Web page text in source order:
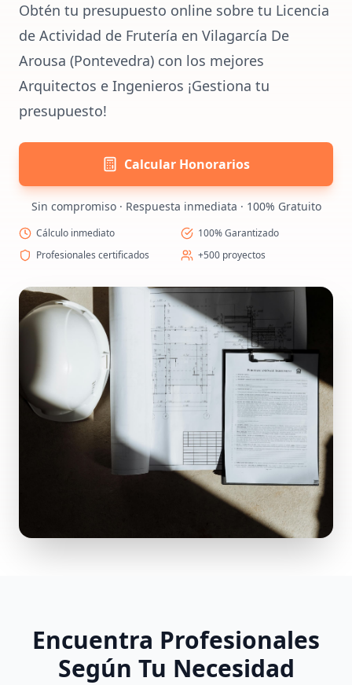
Obtén tu presupuesto online sobre tu Licencia
de Actividad de Frutería en Vilagarcía De
Arousa (Pontevedra) con los mejores
Arquitectos e Ingenieros ¡Gestiona tu
presupuesto!
Calcular Honorarios
Sin compromiso · Respuesta inmediata · 100% Gratuito
Cálculo inmediato
100% Garantizado
Profesionales certificados
+500 proyectos
Encuentra Profesionales
Según Tu Necesidad